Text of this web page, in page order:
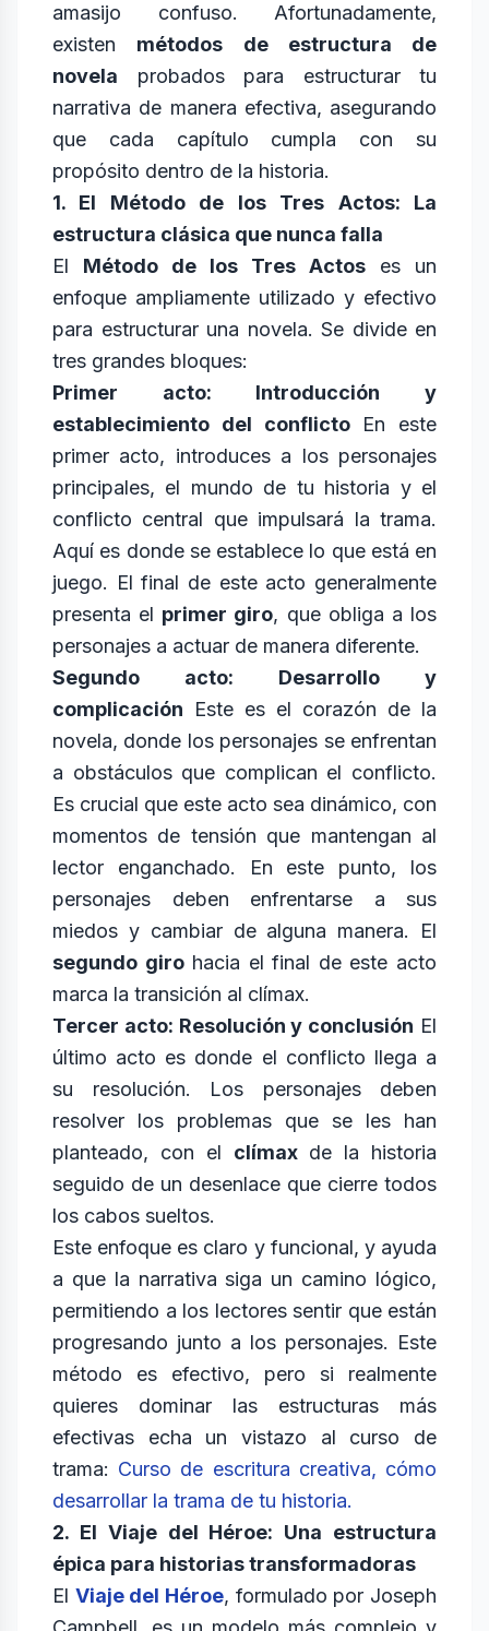
amasijo confuso. Afortunadamente,
existen métodos de estructura de
novela probados para estructurar tu
narrativa de manera efectiva, asegurando
que cada capítulo cumpla con su
propósito dentro de la historia.
1. El Método de los Tres Actos: La
estructura clásica que nunca falla
El Método de los Tres Actos es un
enfoque ampliamente utilizado y efectivo
para estructurar una novela. Se divide en
tres grandes bloques:
Primer acto: Introducción y
establecimiento del conflictoEn este
primer acto, introduces a los personajes
principales, el mundo de tu historia y el
conflicto central que impulsará la trama.
Aquí es donde se establece lo que está en
juego. El final de este acto generalmente
presenta el primer giro, que obliga a los
personajes a actuar de manera diferente.
Segundo acto: Desarrollo y
complicación Este es el corazón de la
novela, donde los personajes se enfrentan
a obstáculos que complican el conflicto.
Es crucial que este acto sea dinámico, con
momentos de tensión que mantengan al
lector enganchado. En este punto, los
personajes deben enfrentarse a sus
miedos y cambiar de alguna manera. El
segundo girohacia el final de este acto
marca la transición al clímax.
Tercer acto: Resolución y conclusión El
último acto es donde el conflicto llega a
su resolución. Los personajes deben
resolver los problemas que se les han
planteado, con el clímaxde la historia
seguido de un desenlace que cierre todos
los cabos sueltos.
Este enfoque es claro y funcional, y ayuda
a que la narrativa siga un camino lógico,
permitiendo a los lectores sentir que están
progresando junto a los personajes. Este
método es efectivo, pero si realmente
quieres dominar las estructuras más
efectivas echa un vistazo al curso de
trama: Curso de escritura creativa, cómo
desarrollar la trama de tu historia.
2. El Viaje del Héroe: Una estructura
épica para historias transformadoras
El Viaje del Héroe, formulado por Joseph